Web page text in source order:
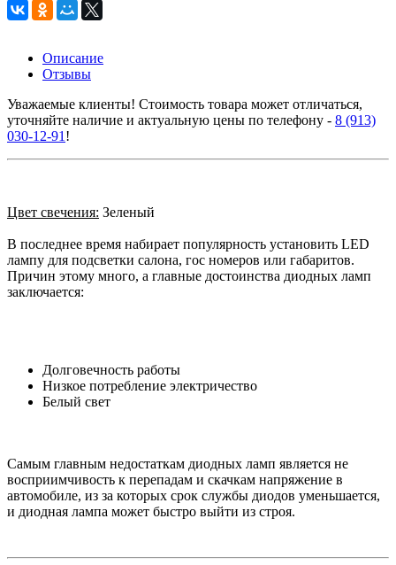
Описание
Отзывы
Уважаемые клиенты! Стоимость товара может отличаться,
уточняйте наличие и актуальную цены по телефону - 8 (913)
030-12-91 !
Цвет свечения: Зеленый
В последнее время набирает популярность установить LED
лампу для подсветки салона, гос номеров или габаритов.
Причин этому много, а главные достоинства диодных ламп
заключается:
Долговечность работы
Низкое потребление электричество
Белый свет
Самым главным недостаткам диодных ламп является не
восприимчивость к перепадам и скачкам напряжение в
автомобиле, из за которых срок службы диодов уменьшается,
и диодная лампа может быстро выйти из строя.